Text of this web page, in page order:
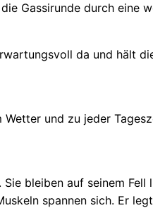
Gassirunde durch eine
da und hält
und zu jeder
bleiben auf seinem Fell
spannen sich. Er